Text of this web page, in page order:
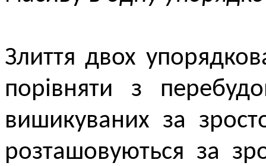
Злиття двох
порівняти з
вишикуваних за
розташовуються за